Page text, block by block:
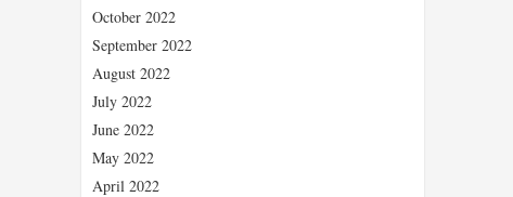
October 2022
September 2022
August 2022
July 2022
June 2022
May 2022
April 2022